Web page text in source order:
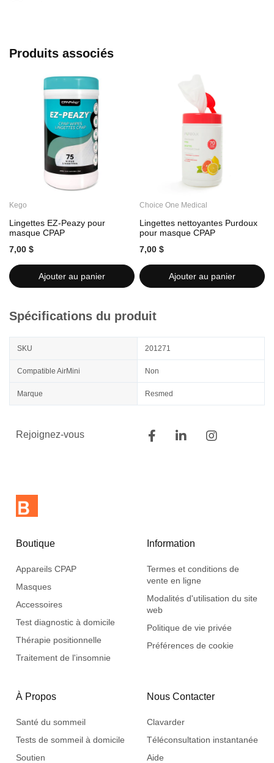
Produits associés
Kego
Lingettes EZ-Peazy pour
masque CPAP
7,00 $
Ajouter au panier
Choice One Medical
Lingettes nettoyantes Purdoux
pour masque CPAP
7,00 $
Ajouter au panier
Spécifications du produit
SKU 201271
Compatible AirMini Non
Marque Resmed
Rejoignez-vous
Boutique
Appareils CPAP
Masques
Accessoires
Test diagnostic à domicile
Thérapie positionnelle
Traitement de l'insomnie
Information
Termes et conditions de
vente en ligne
Modalités d'utilisation du site
web
Politique de vie privée
Préférences de cookie
À Propos
Santé du sommeil
Tests de sommeil à domicile
Soutien
Nous Contacter
Clavarder
Téléconsultation instantanée
Aide